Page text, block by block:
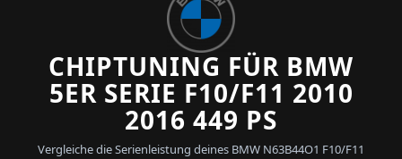
CHIPTUNING FÜR BMW
5ER SERIE F10/F11 2010
2016 449 PS
Vergleiche die Serienleistung deines BMW N63B44O1 F10/F11